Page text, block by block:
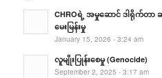
CHROရဲ့ အမှုဆောင် ဒါရိုက်
မေးမြန်းမှု
January 15, 2026 - 3:24 am
လူမျိုးပြုန်းစေမှု (Genocide)
September 2, 2025 - 3:17 am